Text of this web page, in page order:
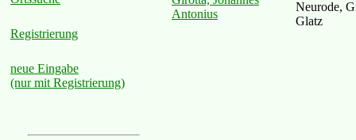
Registrierung
neue Eingabe
(nur mit Registrierung)
Antonius
Neurode,
Glatz